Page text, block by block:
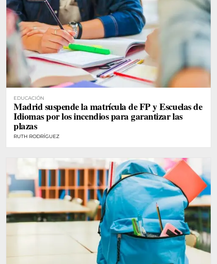
EDUCACIÓN
Madrid suspende la matrícula de FP y Escuelas de
Idiomas por los incendios para garantizar las
plazas
RUTH RODRÍGUEZ